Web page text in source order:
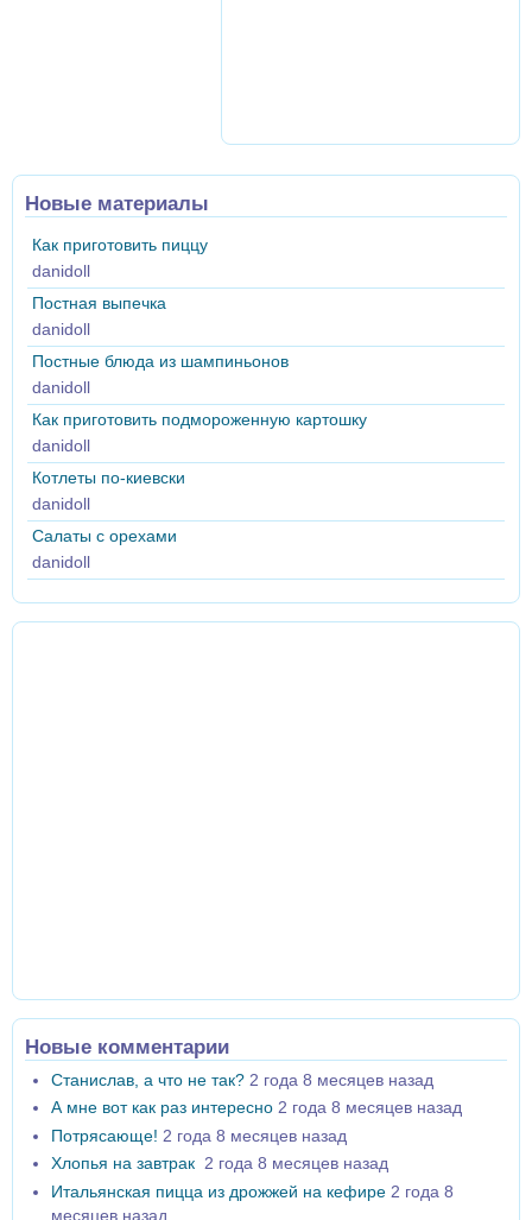
Новые материалы
Как приготовить пиццу
danidoll
Постная выпечка
danidoll
Постные блюда из шампиньонов
danidoll
Как приготовить подмороженную картошку
danidoll
Котлеты по-киевски
danidoll
Салаты с орехами
danidoll
Новые комментарии
Станислав, а что не так? 2 года 8 месяцев назад
А мне вот как раз интересно 2 года 8 месяцев назад
Потрясающе! 2 года 8 месяцев назад
Хлопья на завтрак 2 года 8 месяцев назад
Итальянская пицца из дрожжей на кефире 2 года 8
месяцев назад